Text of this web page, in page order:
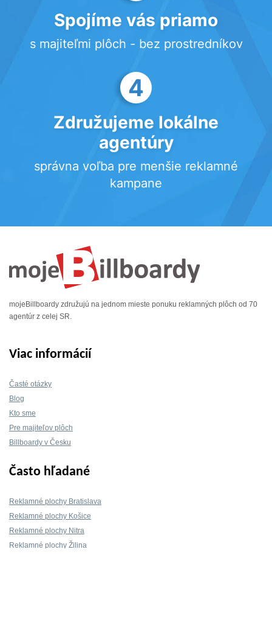
Spojíme vás priamo
s majiteľmi plôch - bez prostredníkov
4
Združujeme lokálne
agentúry
správna voľba pre menšie reklamné
kampane
mojeBillboardy združujú na jednom mieste ponuku reklamných plôch od 70
agentúr z celej SR.
Viac informácií
Časté otázky
Blog
Kto sme
Pre majiteľov plôch
Billboardy v Česku
Často hľadané
Reklamné plochy Bratislava
Reklamné plochy Košice
Reklamné plochy Nitra
Reklamné plochy Žilina